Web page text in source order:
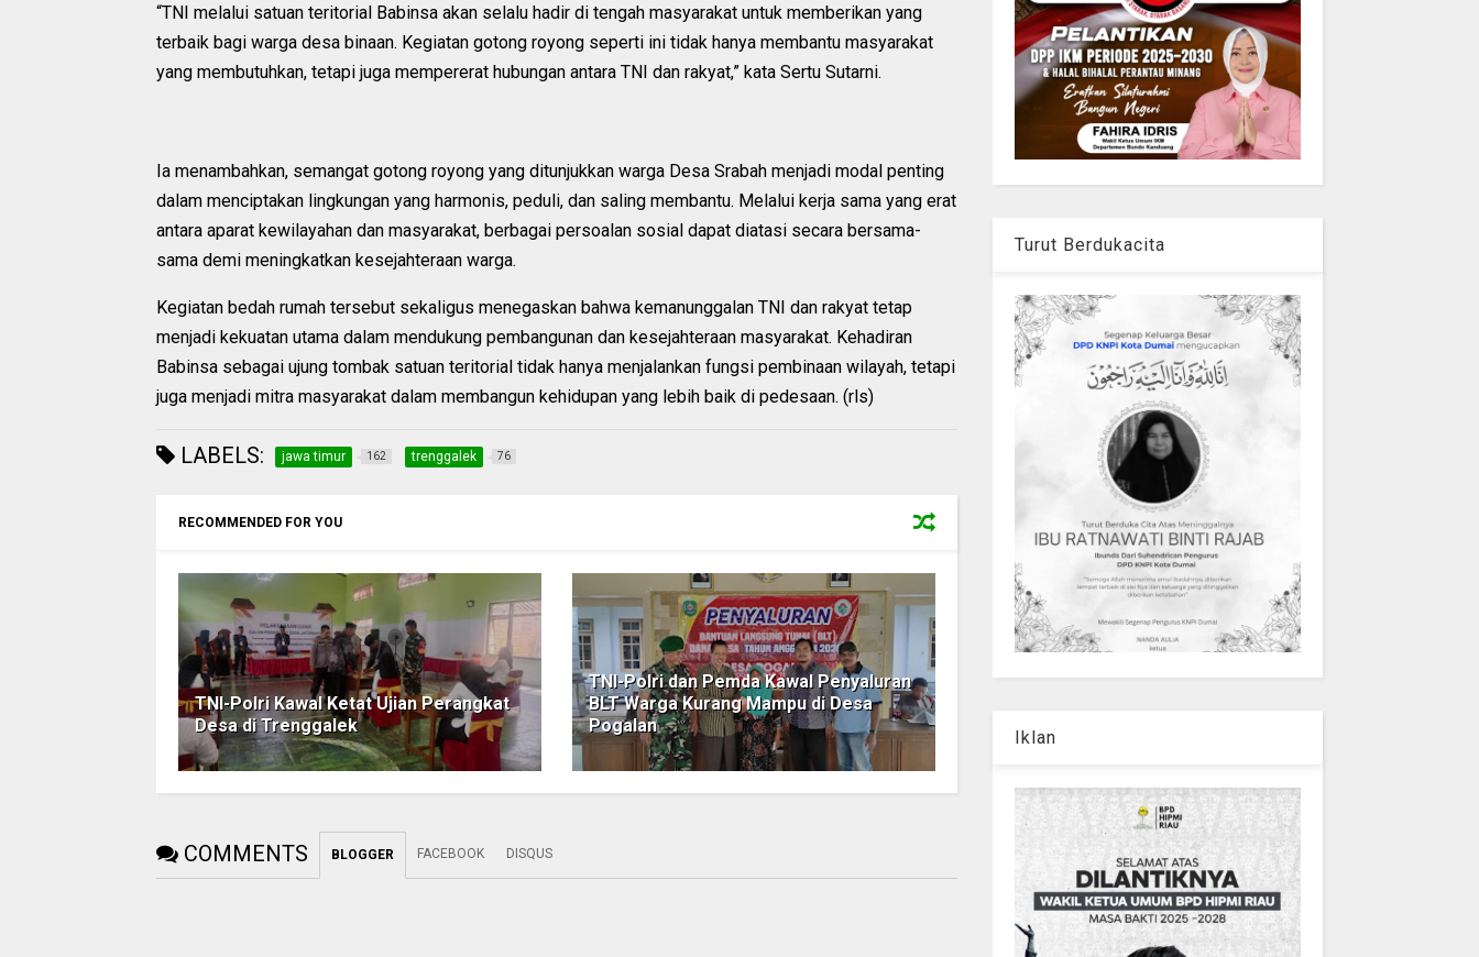
“TNI melalui satuan teritorial Babinsa akan selalu hadir di tengah masyarakat untuk memberikan yang
terbaik bagi warga desa binaan. Kegiatan gotong royong seperti ini tidak hanya membantu masyarakat
yang membutuhkan, tetapi juga mempererat hubungan antara TNI dan rakyat,” kata Sertu Sutarni.
Ia menambahkan, semangat gotong royong yang ditunjukkan warga Desa Srabah menjadi modal penting
dalam menciptakan lingkungan yang harmonis, peduli, dan saling membantu. Melalui kerja sama yang erat
antara aparat kewilayahan dan masyarakat, berbagai persoalan sosial dapat diatasi secara bersama-
sama demi meningkatkan kesejahteraan warga.
Kegiatan bedah rumah tersebut sekaligus menegaskan bahwa kemanunggalan TNI dan rakyat tetap
menjadi kekuatan utama dalam mendukung pembangunan dan kesejahteraan masyarakat. Kehadiran
Babinsa sebagai ujung tombak satuan teritorial tidak hanya menjalankan fungsi pembinaan wilayah, tetapi
juga menjadi mitra masyarakat dalam membangun kehidupan yang lebih baik di pedesaan. (rls)
LABELS: jawa timur 162 trenggalek 76
RECOMMENDED FOR YOU
TNI-Polri Kawal Ketat Ujian Perangkat
Desa di Trenggalek
TNI-Polri dan Pemda Kawal Penyaluran
BLT Warga Kurang Mampu di Desa
Pogalan
COMMENTS BLOGGER FACEBOOK DISQUS
Turut Berdukacita
Iklan